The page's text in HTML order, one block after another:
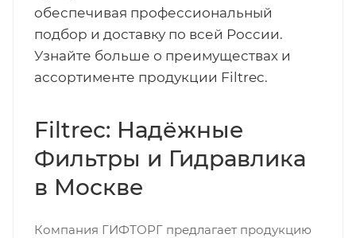
обеспечивая профессиональный
подбор и доставку по всей России.
Узнайте больше о преимуществах и
ассортименте продукции Filtrec.
Filtrec: Надёжные
Фильтры и Гидравлика
в Москве
Компания ГИФТОРГ предлагает продукцию